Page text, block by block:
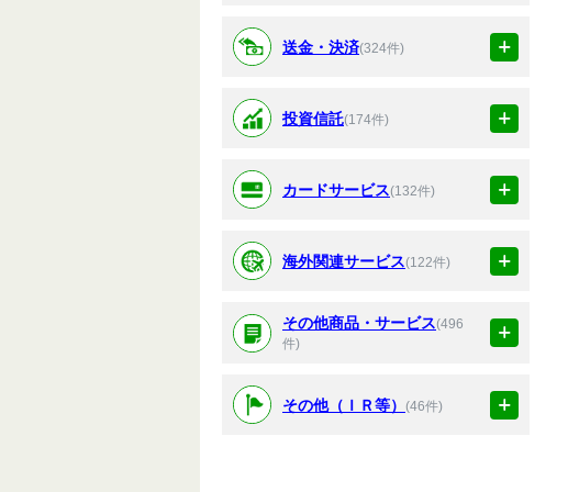
送金・決済(324件)
投資信託(174件)
カードサービス(132件)
海外関連サービス(122件)
その他商品・サービス(496
件)
その他（ＩＲ等） (46件)